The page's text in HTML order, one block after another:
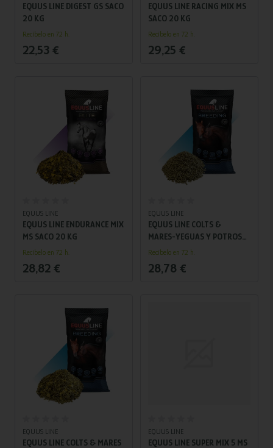
EQUUS LINE DIGEST GS SACO
20 KG
Recíbelo en 72 h.
22,53 €
EQUUS LINE RACING MIX MS
SACO 20 KG
Recíbelo en 72 h.
29,25 €
EQUUS LINE
EQUUS LINE ENDURANCE MIX
MS SACO 20 KG
Recíbelo en 72 h.
28,82 €
EQUUS LINE
EQUUS LINE COLTS &
MARES-YEGUAS Y POTROS
GS SACO 20 KG
Recíbelo en 72 h.
28,78 €
EQUUS LINE
EQUUS LINE COLTS & MARES
EQUUS LINE
EQUUS LINE SUPER MIX 5 MS